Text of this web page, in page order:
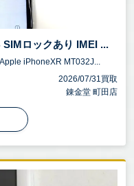
ロックあり IMEI ...
iPhoneXR MT032J...
2026/07/31買取
錬金堂 町田店